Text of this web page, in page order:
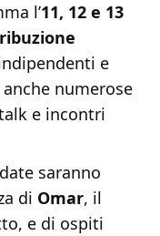
l’11, 12 e 13
e
numerose
e incontri
saranno
di Omar, il
e di ospiti